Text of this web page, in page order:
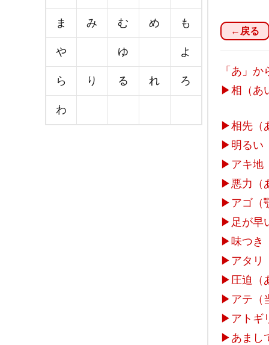
ま み む め も
や ゆ よ
ら り る れ ろ
わ
←戻る
「あ」
▶相（あ
▶相先（
▶ 明るい
▶ アキ地
▶悪力（
▶ アゴ（
▶ 足が早
▶味つき
▶ アタリ
▶ 圧迫（
▶ アテ（
▶ アトギ
▶ あまし